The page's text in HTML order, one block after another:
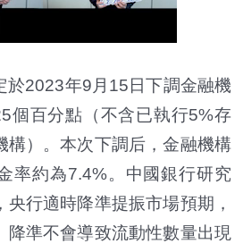
2023年9月15日下調金融機
個百分點（不含已執行5%存
構）。本次下調后，金融機構
率約為7.4%。中國銀行研究
央行適時降準提振市場預期，
降準不會導致流動性數量出現